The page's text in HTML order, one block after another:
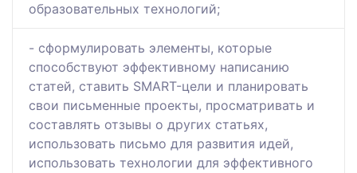
образовательных технологий;
- сформулировать элементы, которые
способствуют эффективному написанию
статей, ставить SMART-цели и планировать
свои письменные проекты, просматривать и
составлять отзывы о других статьях,
использовать письмо для развития идей,
использовать технологии для эффективного